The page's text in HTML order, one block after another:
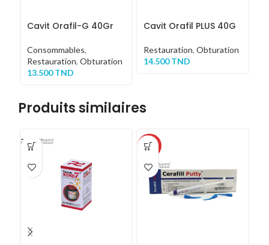
Cavit Orafil-G 40Gr
Consommables,
Restauration, Obturation
13.500TND
Cavit Orafil PLUS 40G
Restauration, Obturation
14.500TND
Produits similaires
-50%